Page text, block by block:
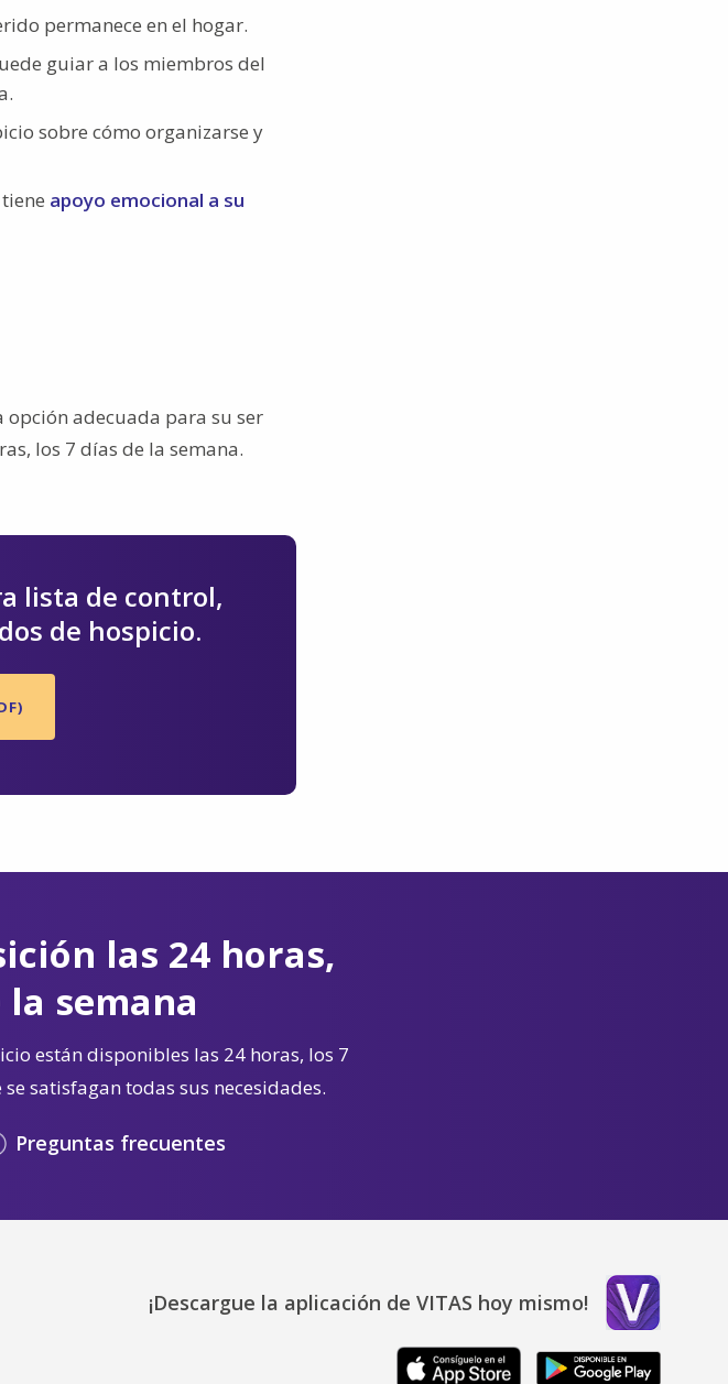
permanece en el hogar.
guiar a los miembros del
sobre cómo organizarse y
apoyo emocional a su
opción adecuada para su ser
los 7 días de la semana.
lista de control,
de hospicio.
las 24 horas,
semana
están disponibles las 24 horas, los 7
satisfagan todas sus necesidades.
Preguntas frecuentes
¡Descargue la aplicación de VITAS hoy mismo!